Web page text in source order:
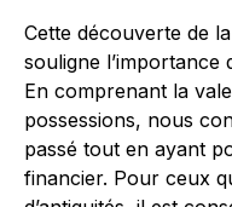
Cette découverte de
souligne
En comprenant la
possessions, nous
passé tout en ayant
financier. Pour ceux